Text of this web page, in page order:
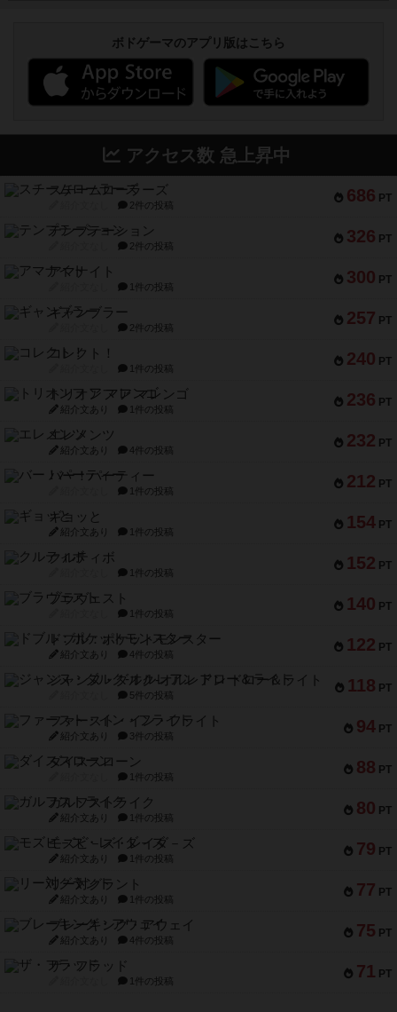
ボドゲーマのアプリ版はこちら
アクセス数 急上昇中
686 PT
スチームローラーズ
2件の投稿
326 PT
テンプテーション
2件の投稿
300 PT
アマナイト
1件の投稿
257 PT
ギャンブラー
2件の投稿
240 PT
コレクト！
1件の投稿
236 PT
トリオンフ ア マレンゴ
紹介文あり 1件の投稿
232 PT
エレメンツ
紹介文あり 4件の投稿
212 PT
バー！パーティー
1件の投稿
154 PT
ギョッと
紹介文あり 1件の投稿
152 PT
クルティボ
1件の投稿
140 PT
ブラヴェスト
1件の投稿
122 PT
ドブル：ポケットモンスター
紹介文あり 4件の投稿
118 PT
ジャンヌ・ダルク-オルレアン ドロー＆ライト
5件の投稿
94 PT
ファースト・イン・フライト
紹介文あり 3件の投稿
88 PT
ダイススローン
1件の投稿
80 PT
ガルフストライク
紹介文あり 1件の投稿
79 PT
モズビ－ズ・レイダ－ズ
紹介文あり 1件の投稿
77 PT
リー対グラント
紹介文あり 1件の投稿
75 PT
ブレーキング・アウェイ
紹介文あり 4件の投稿
71 PT
ザ・フラッド
1件の投稿